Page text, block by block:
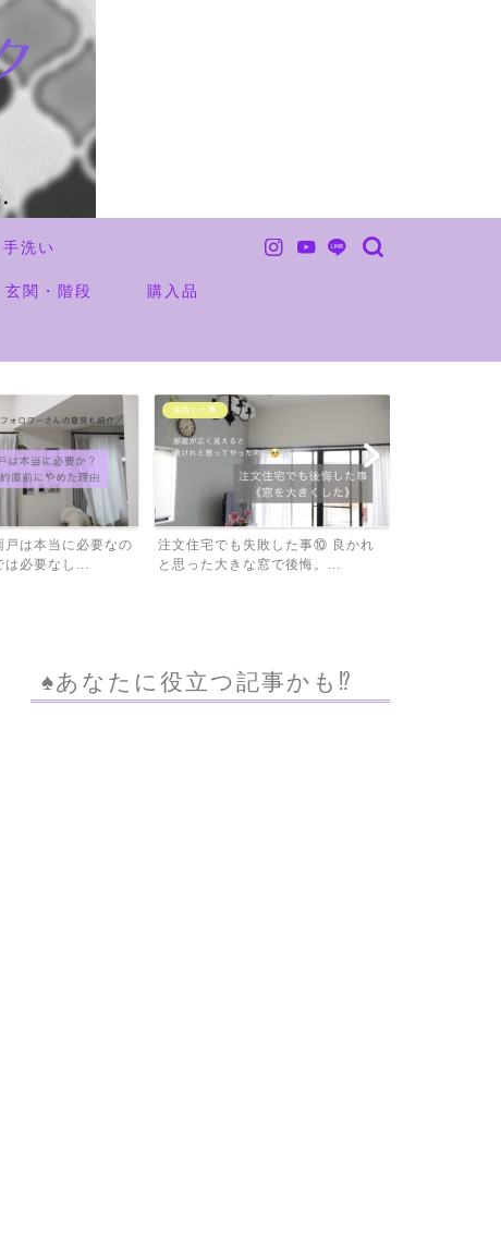
洗い
玄関・階段 購入品
敗した事⑩ 良かれ
で後悔。...
未分類
住宅ローンの借り換えをする前にモ
ゲチェックで比較してビッ...
♠︎あなたに役立つ記事かも⁉︎